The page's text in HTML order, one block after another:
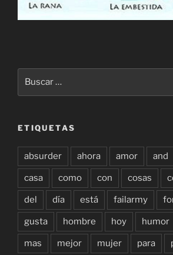
ETIQUETAS
absurder ahora amor and
casa como con cosas
del día está failarmy
gusta hombre hoy humor
mas mejor mujer para